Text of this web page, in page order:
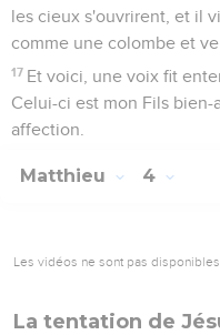
les cieux s'ouvrirent, et il
comme une colombe et
17 Et voici, une voix fit
Celui-ci est mon Fils
affection.
Matthieu 4
Les vidéos ne sont pas disponibles
La tentation de